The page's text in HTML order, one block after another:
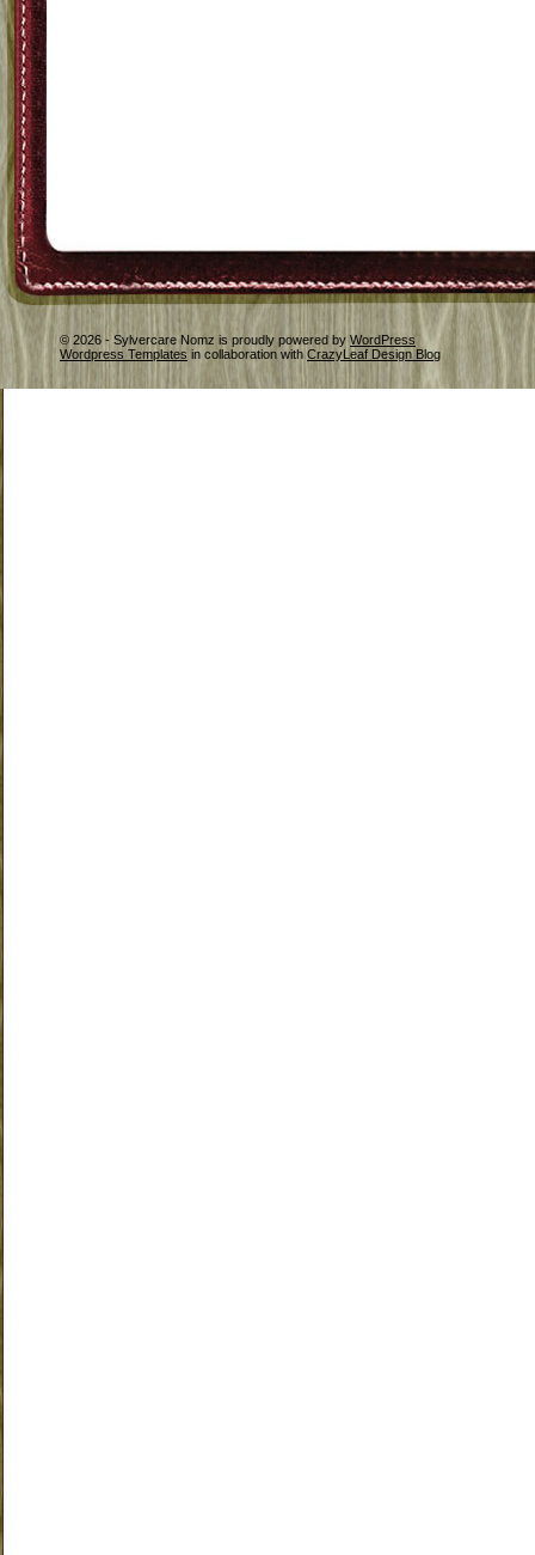
© 2026 - Sylvercare Nomz is proudly powered by WordPress
Wordpress Templates in collaboration with CrazyLeaf Design Blog